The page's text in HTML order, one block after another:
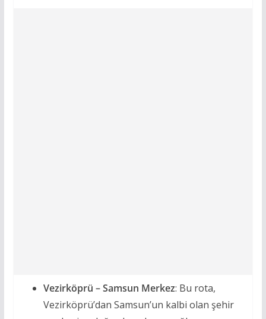
Vezirköprü – Samsun Merkez: Bu rota,
Vezirköprü’dan Samsun’un kalbi olan şehir